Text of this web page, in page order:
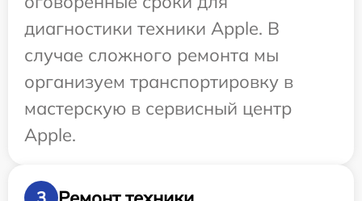
диагностики техники Apple. В
случае сложного ремонта мы
организуем транспортировку в
мастерскую в сервисный центр
Apple.